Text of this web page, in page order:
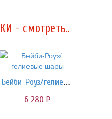
- смотреть..
Бейби-Роуз/гелиевые шары
6 280 руб.